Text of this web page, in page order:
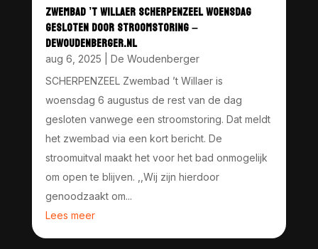
ZWEMBAD ’T WILLAER SCHERPENZEEL WOENSDAG
GESLOTEN DOOR STROOMSTORING –
DEWOUDENBERGER.NL
aug 6, 2025
De Woudenberger
SCHERPENZEEL Zwembad ’t Willaer is
woensdag 6 augustus de rest van de dag
gesloten vanwege een stroomstoring. Dat meldt
het zwembad via een kort bericht. De
stroomuitval maakt het voor het bad onmogelijk
om open te blijven. ,,Wij zijn hierdoor
genoodzaakt om...
Lees meer